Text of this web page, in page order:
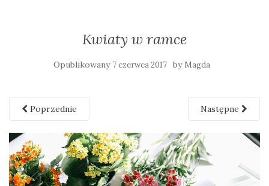
Kwiaty w ramce
Opublikowany 7 czerwca 2017 by Magda
Poprzednie Następne